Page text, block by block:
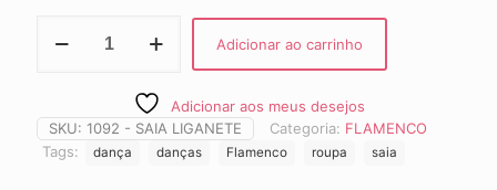
Liganete
quantidade
Adicionar ao carrinho
Adicionar aos meus desejos
SKU: 1092 - SAIA LIGANETE Categoria: FLAMENCO
Tags:
dança danças Flamenco roupa saia